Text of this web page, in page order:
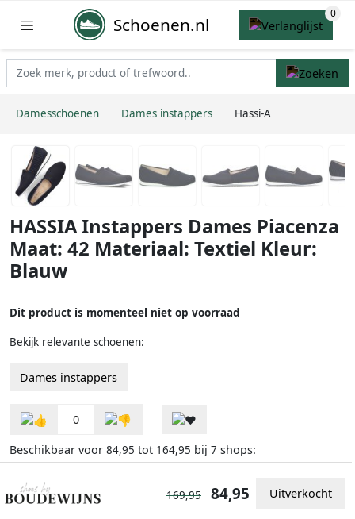
Schoenen.nl
Damesschoenen Dames instappers Hassi-A
HASSIA Instappers Dames Piacenza
Maat: 42 Materiaal: Textiel Kleur:
Blauw
Dit product is momenteel niet op voorraad
Bekijk relevante schoenen:
Dames instappers
0
Beschikbaar voor 84,95 tot 164,95 bij 7 shops:
169,95 84,95 Uitverkocht